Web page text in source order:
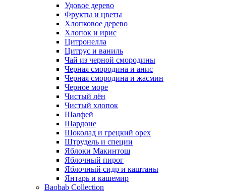
Удовое дерево
Фрукты и цветы
Хлопковое дерево
Хлопок и ирис
Цитронелла
Цитрус и ваниль
Чай из черной смородины
Черная смородина и анис
Черная смородина и жасмин
Черное море
Чистый лён
Чистый хлопок
Шалфей
Шардоне
Шоколад и грецкий орех
Штрудель и специи
Яблоки Макинтош
Яблочный пирог
Яблочный сидр и каштаны
Янтарь и кашемир
Baobab Collection